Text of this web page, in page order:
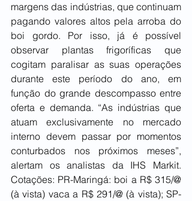
margens das indústrias, que continuam
pagando valores altos pela arroba do
boi gordo. Por isso, já é possível
observar plantas frigoríficas que
cogitam paralisar as suas operações
durante este período do ano, em
função do grande descompasso entre
oferta e demanda. “As indústrias que
atuam exclusivamente no mercado
interno devem passar por momentos
conturbados nos próximos meses”,
alertam os analistas da IHS Markit.
Cotações: PR-Maringá: boi a R$ 315/@
(à vista) vaca a R$ 291/@ (à vista); SP-